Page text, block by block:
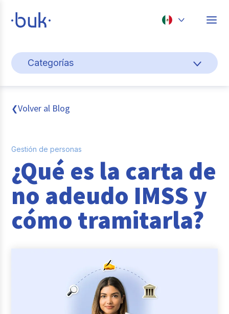
Perú
Categorías
Gestión de personas
Cultura y bienestar laboral
Transformación digital
Tendencias y data
Novedades
Entrevistas con expertos
Actualidad laboral
❮Volver al Blog
Gestión de personas
¿Qué es la carta de
no adeudo IMSS y
cómo tramitarla?